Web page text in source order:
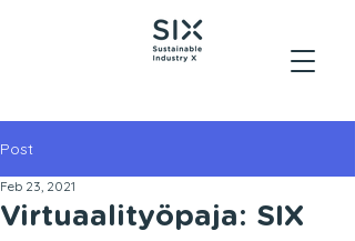
Post
Virtuaalityöpaja: SIX
Feb 23, 2021